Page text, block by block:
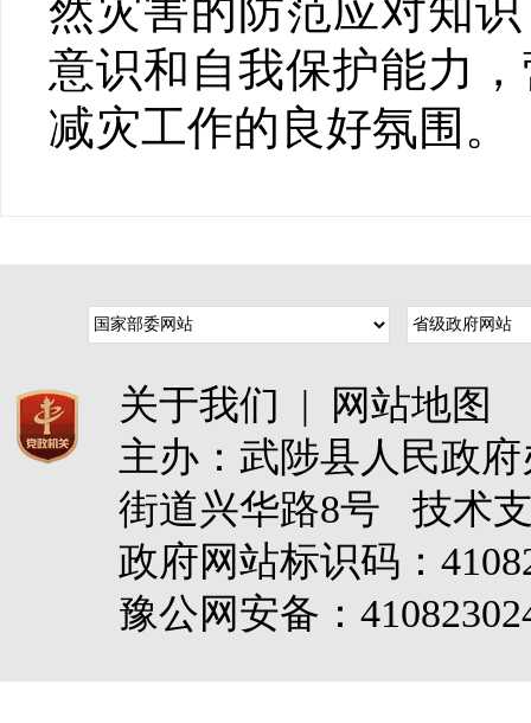
然灾害的防范应对知
意识和自我保护能力
减灾工作的良好氛围。
关于我们 |
网站地图
主办：武陟县人民政
街道兴华路8号 技术
政府网站标识码：
豫公网安备：